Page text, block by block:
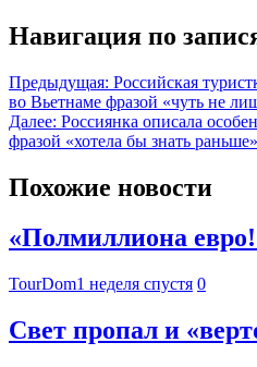
Навигация по
Предыдущая: Российская
во Вьетнаме фразой «чуть не
Далее: Россиянка описала
фразой «хотела бы знать раньше»
Похожие новости
«Полмиллиона
TourDom1 неделя спустя 0
Свет пропал и